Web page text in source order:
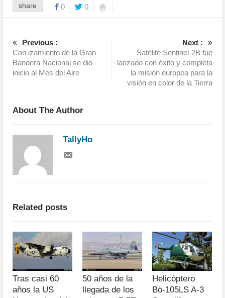
share 0 0
Previous :
Con izamiento de la Gran
Bandera Nacional se dio
inicio al Mes del Aire
Next :
Satélite Sentinel-2B fue
lanzado con éxito y completa
la misión europea para la
visión en color de la Tierra
About The Author
TallyHo
Related posts
Tras casi 60
años la US
50 años de la
llegada de los
Helicóptero
Bö-105LS A-3